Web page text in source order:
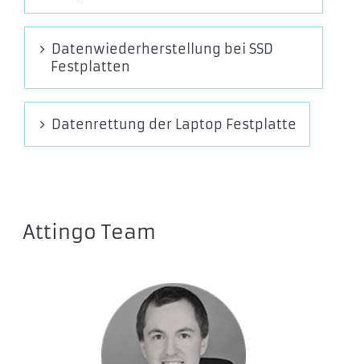
Datenwiederherstellung bei SSD
Festplatten
Datenrettung der Laptop Festplatte
Attingo Team